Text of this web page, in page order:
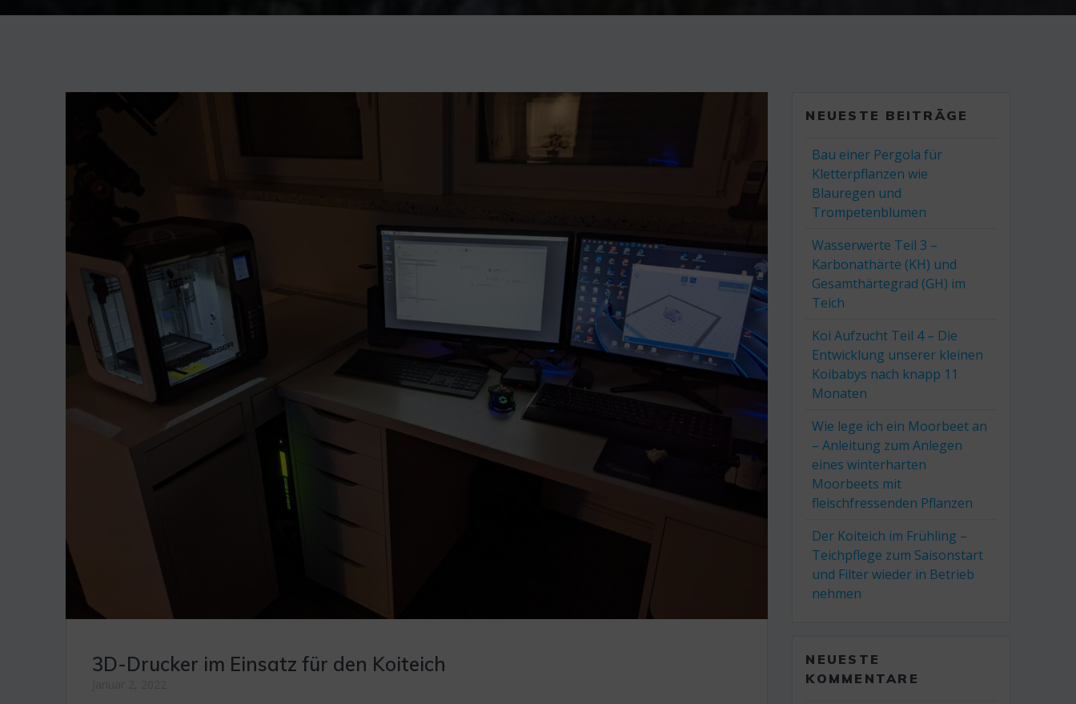
3D-Drucker im Einsatz für den Koiteich
NEUESTE BEITRÄGE
Bau einer Pergola für
Kletterpflanzen wie
Blauregen und
Trompetenblumen
Wasserwerte Teil 3 –
Karbonathärte (KH) und
Gesamthärtegrad (GH) im
Teich
Koi Aufzucht Teil 4 – Die
Entwicklung unserer kleinen
Koibabys nach knapp 11
Monaten
Wie lege ich ein Moorbeet an
– Anleitung zum Anlegen
eines winterharten
Moorbeets mit
fleischfressenden Pflanzen
Der Koiteich im Frühling –
Teichpflege zum Saisonstart
und Filter wieder in Betrieb
nehmen
NEUESTE
KOMMENTARE